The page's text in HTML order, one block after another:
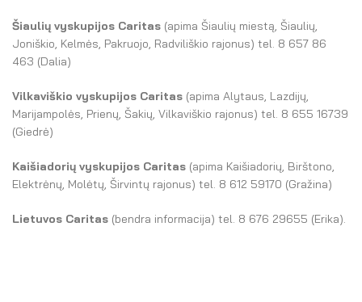
Šiaulių vyskupijos Caritas (apima Šiaulių miestą, Šiaulių,
Joniškio, Kelmės, Pakruojo, Radviliškio rajonus) tel. 8 657 86
463 (Dalia)
Vilkaviškio vyskupijos Caritas (apima Alytaus, Lazdijų,
Marijampolės, Prienų, Šakių, Vilkaviškio rajonus) tel. 8 655 16739
(Giedrė)
Kaišiadorių vyskupijos Caritas (apima Kaišiadorių, Birštono,
Elektrėnų, Molėtų, Širvintų rajonus) tel. 8 612 59170 (Gražina)
Lietuvos Caritas (bendra informacija) tel. 8 676 29655 (Erika).